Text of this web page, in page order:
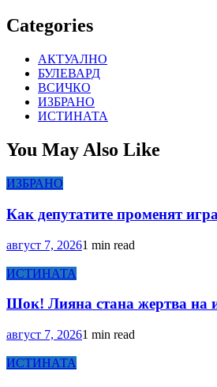
Categories
АКТУАЛНО
БУЛЕВАРД
ВСИЧКО
ИЗБРАНО
ИСТИНАТА
You May Also Like
ИЗБРАНО
Как депутатите променят
август 7, 20261 min read
ИСТИНАТА
Шок! Лияна стана жертва на
август 7, 20261 min read
ИСТИНАТА